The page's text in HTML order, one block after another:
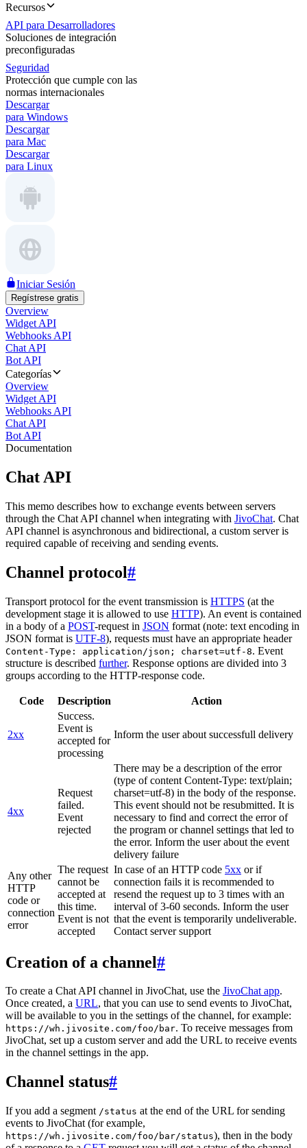
Recursos
API para Desarrolladores
Soluciones de integración
preconfiguradas
Seguridad
Protección que cumple con las
normas internacionales
Descargar
para Windows
Descargar
para Mac
Descargar
para Linux
Iniciar Sesión
Regístrese gratis
Overview
Widget API
Webhooks API
Chat API
Bot API
Categorías
Overview
Widget API
Webhooks API
Chat API
Bot API
Documentation
Chat API
This memo describes how to exchange events between servers
through the Chat API channel when integrating with JivoChat. Chat
API channel is asynchronous and bidirectional, a custom server is
required capable of receiving and sending events.
Channel protocol#
Transport protocol for the event transmission is HTTPS (at the
development stage it is allowed to use HTTP). An event is contained
in a body of a POST-request in JSON format (note: text encoding in
JSON format is UTF-8), requests must have an appropriate header
Content-Type: application/json; charset=utf-8. Event
structure is described further. Response options are divided into 3
groups according to the HTTP-response code.
Code Description Action
2xx
Success.
Event is
accepted for
processing
Inform the user about successfull delivery
4xx
Request
failed.
Event
rejected
There may be a description of the error
(type of content Content-Type: text/plain;
charset=utf-8) in the body of the response.
This event should not be resubmitted. It is
necessary to find and correct the error of
the program or channel settings that led to
the error. Inform the user about the event
delivery failure
Any other
HTTP
code or
connection
error
The request
cannot be
accepted at
this time.
Event is not
accepted
In case of an HTTP code 5xx or if
connection fails it is recommended to
resend the request up to 3 times with an
interval of 3-60 seconds. Inform the user
that the event is temporarily undeliverable.
Contact server support
Creation of a channel#
To create a Chat API channel in JivoChat, use the JivoChat app.
Once created, a URL, that you can use to send events to JivoChat,
will be available to you in the settings of the channel, for example:
https://wh.jivosite.com/foo/bar. To receive messages from
JivoChat, set up a custom server and add the URL to receive events
in the channel settings in the app.
Channel status#
If you add a segment /status at the end of the URL for sending
events to JivoChat (for example,
https://wh.jivosite.com/foo/bar/status), then in the body